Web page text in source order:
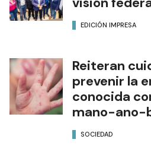
EDICIÓN IMPRESA
Reiteran
prevenir la
conocida
mano-ano-
SOCIEDAD